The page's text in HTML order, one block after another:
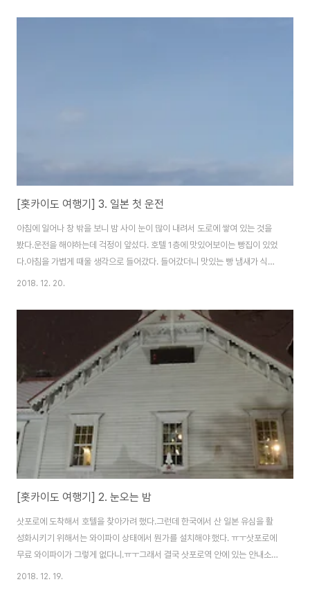
향기가 마치 눈 속에 묻혀버린 것만 같다. 처음으로 만난 것은 퍼피의 나무.정말
[홋카이도 여행기] 3. 일본 첫 운전
아침에 일어나 창 밖을 보니 밤 사이 눈이 많이 내려서 도로에 쌓여 있는 것을
봤다.운전을 해야하는데 걱정이 앞섰다. 호텔 1층에 맛있어보이는 빵집이 있었
다.아침을 가볍게 때울 생각으로 들어갔다. 들어갔더니 맛있는 빵 냄새가 식욕
을 마구마구 자극했다.정말 많이 사고 싶었지만 한국 돈으로 환산하면 싸진 않
미소로 응대해주신 분.미소가 정말 아름다운 분이다.ㅎㅎㅎ렌터카 업소는 삿포
로 북쪽에 위치하고 있어서 삿포로역을 관통해서 지나갔다.다행히 날씨가 좋고
햇살도 있어서 눈이 녹기 시작했다. 렌터카 업체에 도착해서 예약 확인 출력물
을 보여주고 여러 가지 설명을 듣고 계산을 했다.영어를 거의 안하고 일어로 얘
기해서 사실 뭐라 하는지 하..
2018. 12. 20.
[홋카이도 여행기] 2. 눈오는 밤
삿포로에 도착해서 호텔을 찾아가려 했다.그런데 한국에서 산 일본 유심을 활
성화시키기 위해서는 와이파이 상태에서 뭔가를 설치해야 했다. ㅠㅜ삿포로에
무료 와이파이가 그렇게 없다니.ㅠㅜ그래서 결국 삿포로역 안에 있는 안내소를
찾아갔는데 와이파이 가능 지역이었다.그래도 왔으니 한국어 지도도 얻고 호텔
2018. 12. 19.